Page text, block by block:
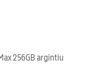
256GB argintiu